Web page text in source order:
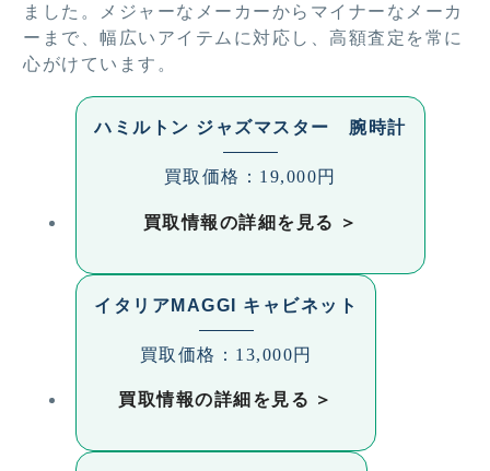
ました。メジャーなメーカーからマイナーなメーカ
ーまで、幅広いアイテムに対応し、高額査定を常に
心がけています。
ハミルトン ジャズマスター 腕時計
買取価格：19,000円
買取情報の詳細を見る
イタリアMAGGI キャビネット
買取価格：13,000円
買取情報の詳細を見る